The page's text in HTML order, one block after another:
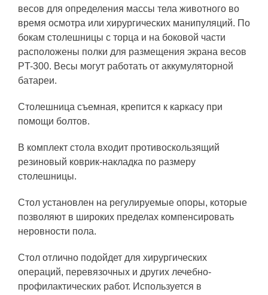
весов для определения массы тела животного во
время осмотра или хирургических манипуляций. По
бокам столешницы с торца и на боковой части
расположены полки для размещения экрана весов
PT-300. Весы могут работать от аккумуляторной
батареи.
Столешница съемная, крепится к каркасу при
помощи болтов.
В комплект стола входит противоскользящий
резиновый коврик-накладка по размеру
столешницы.
Стол установлен на регулируемые опоры, которые
позволяют в широких пределах компенсировать
неровности пола.
Стол отлично подойдет для хирургических
операций, перевязочных и других лечебно-
профилактических работ. Используется в